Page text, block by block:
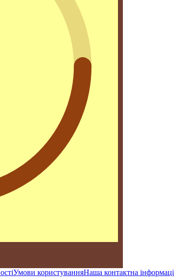
Умови користуванняНаша контактна